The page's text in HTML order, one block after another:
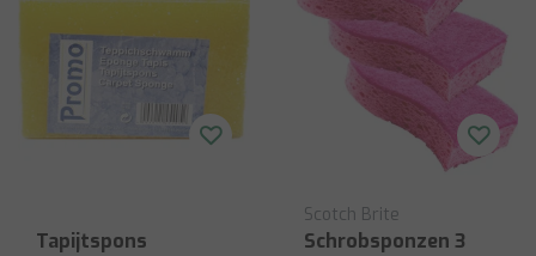
Tapijtspons
Scotch Brite
Schrobsponzen 3